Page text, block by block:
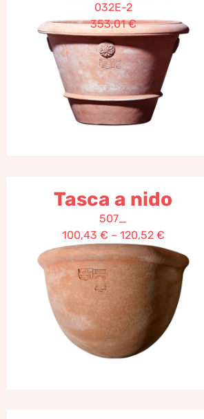
032E-2
353,01€
Tasca a nido
507_
100,43 € – 120,52 €